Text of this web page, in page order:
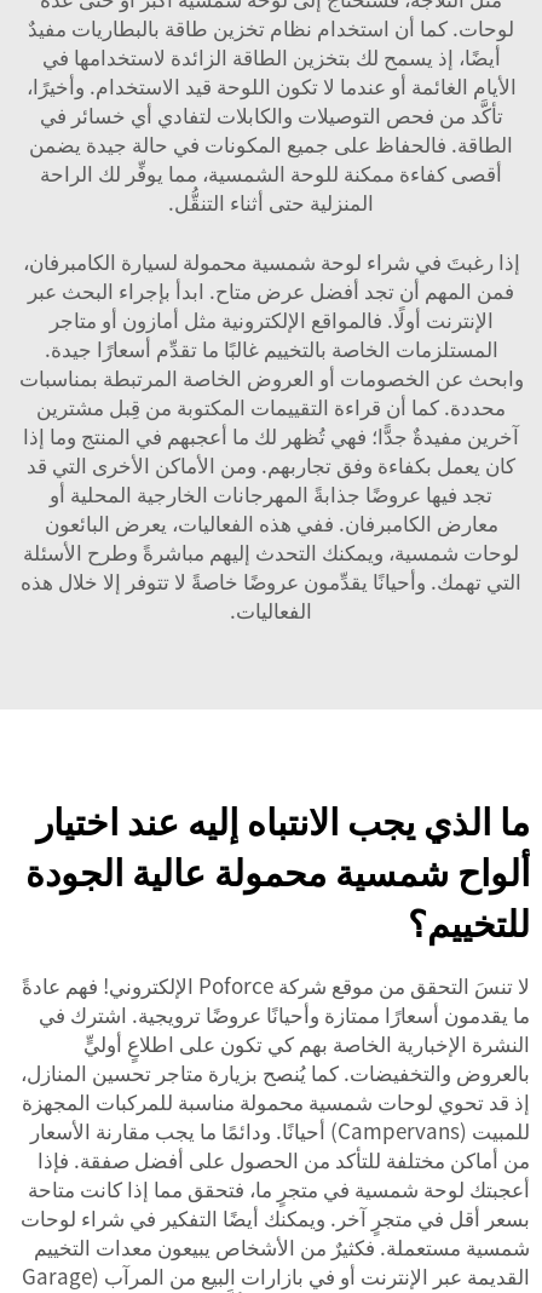
لوحات. كما أن استخدام نظام تخزين طاقة بالبطاريات مفيدٌ
أيضًا، إذ يسمح لك بتخزين الطاقة الزائدة لاستخدامها في
الأيام الغائمة أو عندما لا تكون اللوحة قيد الاستخدام. وأخيرًا،
تأكَّد من فحص التوصيلات والكابلات لتفادي أي خسائر في
الطاقة. فالحفاظ على جميع المكونات في حالة جيدة يضمن
أقصى كفاءة ممكنة للوحة الشمسية، مما يوفِّر لك الراحة
المنزلية حتى أثناء التنقُّل.
إذا رغبتَ في شراء لوحة شمسية محمولة لسيارة الكامبرفان،
فمن المهم أن تجد أفضل عرض متاح. ابدأ بإجراء البحث عبر
الإنترنت أولًا. فالمواقع الإلكترونية مثل أمازون أو متاجر
المستلزمات الخاصة بالتخييم غالبًا ما تقدِّم أسعارًا جيدة.
وابحث عن الخصومات أو العروض الخاصة المرتبطة بمناسبات
محددة. كما أن قراءة التقييمات المكتوبة من قِبل مشترين
آخرين مفيدةٌ جدًّا؛ فهي تُظهر لك ما أعجبهم في المنتج وما إذا
كان يعمل بكفاءة وفق تجاربهم. ومن الأماكن الأخرى التي قد
تجد فيها عروضًا جذابةً المهرجانات الخارجية المحلية أو
معارض الكامبرفان. ففي هذه الفعاليات، يعرض البائعون
لوحات شمسية، ويمكنك التحدث إليهم مباشرةً وطرح الأسئلة
التي تهمك. وأحيانًا يقدِّمون عروضًا خاصةً لا تتوفر إلا خلال هذه
الفعاليات.
ما الذي يجب الانتباه إليه عند اختيار
ألواح شمسية محمولة عالية الجودة
للتخييم؟
لا تنسَ التحقق من موقع شركة Poforce الإلكتروني! فهم عادةً
ما يقدمون أسعارًا ممتازة وأحيانًا عروضًا ترويجية. اشترك في
النشرة الإخبارية الخاصة بهم كي تكون على اطلاعٍ أوليٍّ
بالعروض والتخفيضات. كما يُنصح بزيارة متاجر تحسين المنازل،
إذ قد تحوي لوحات شمسية محمولة مناسبة للمركبات المجهزة
للمبيت (Campervans) أحيانًا. ودائمًا ما يجب مقارنة الأسعار
من أماكن مختلفة للتأكد من الحصول على أفضل صفقة. فإذا
أعجبتك لوحة شمسية في متجرٍ ما، فتحقق مما إذا كانت متاحة
بسعر أقل في متجرٍ آخر. ويمكنك أيضًا التفكير في شراء لوحات
شمسية مستعملة. فكثيرٌ من الأشخاص يبيعون معدات التخييم
القديمة عبر الإنترنت أو في بازارات البيع من المرآب (Garage